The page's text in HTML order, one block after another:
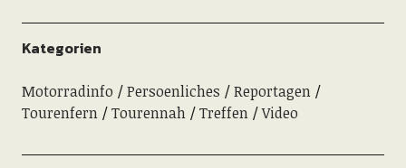
Kategorien
Motorradinfo Persoenliches
Reportagen
Tourenfern
Tourennah Treffen Video